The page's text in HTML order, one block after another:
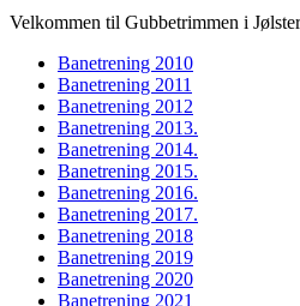
Velkommen til Gubbetrimmen i
Banetrening 2010
Banetrening 2011
Banetrening 2012
Banetrening 2013.
Banetrening 2014.
Banetrening 2015.
Banetrening 2016.
Banetrening 2017.
Banetrening 2018
Banetrening 2019
Banetrening 2020
Banetrening 2021